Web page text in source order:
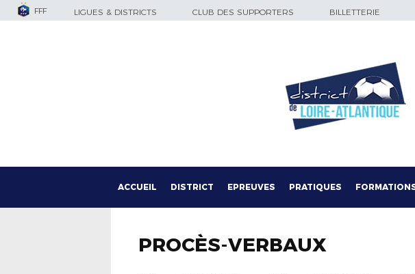
FFF LIGUES & DISTRICTS CLUB DES SUPPORTERS BILLETTERIE
ACCUEIL DISTRICT EPREUVES PRATIQUES
PROCÈS-VERBAUX